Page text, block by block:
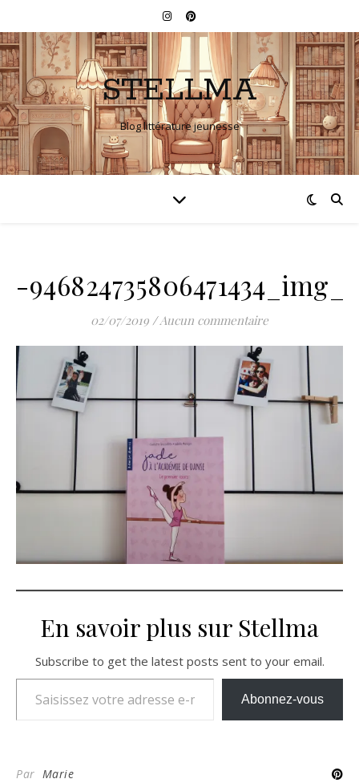
STELLMA
Blog littérature jeunesse
-
02/07/2019 /Aucun commentaire
En savoir plus sur Stellma
Subscribe to get the latest posts sent to your email.
Saisissez votre adresse e-mail…
Abonnez-vous
Par Marie